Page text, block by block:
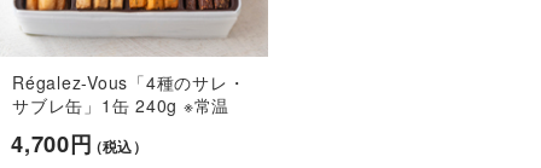
Régalez-Vous「4種のサレ・
サブレ缶」1缶 240g ※常温
4,700円（税込）